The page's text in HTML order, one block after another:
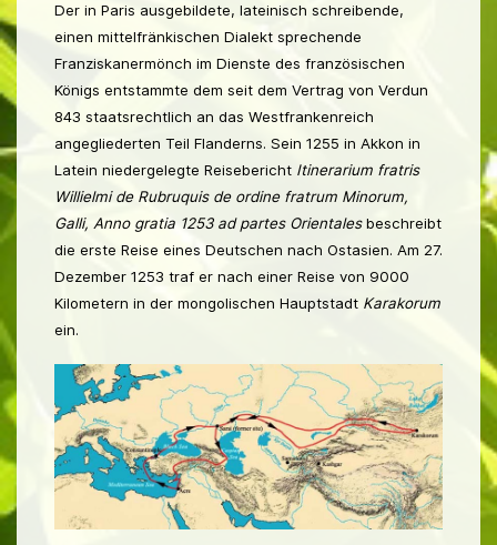
Der in Paris ausgebildete, lateinisch schreibende,
einen mittelfränkischen Dialekt sprechende
Franziskanermönch im Dienste des französischen
Königs entstammte dem seit dem Vertrag von Verdun
843 staatsrechtlich an das Westfrankenreich
angegliederten Teil Flanderns. Sein 1255 in Akkon in
Latein niedergelegte Reisebericht Itinerarium fratris
Willielmi de Rubruquis de ordine fratrum Minorum,
Galli, Anno gratia 1253 ad partes Orientalesbeschreibt
die erste Reise eines Deutschen nach Ostasien. Am 27.
Dezember 1253 traf er nach einer Reise von 9000
Kilometern in der mongolischen Hauptstadt Karakorum
ein.